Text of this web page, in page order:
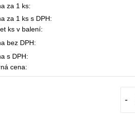
za 1 ks:
za 1 ks s DPH:
ks v balení:
bez DPH:
s DPH:
cena:
-